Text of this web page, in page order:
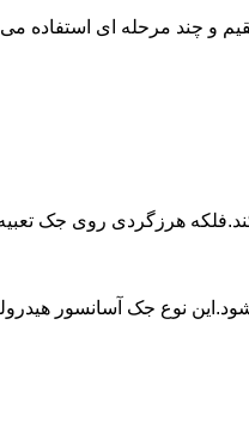
آسانسورهایی که ظرفیتشان بیش از 30 تن است از جک های
هرزگردی روی جک
نوع جک آسانسور